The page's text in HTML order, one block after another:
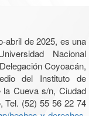
abril de 2025, es una
Nacional
Coyoacán,
del Instituto de
Cueva s/n, Ciudad
Tel. (52) 55 56 22 74